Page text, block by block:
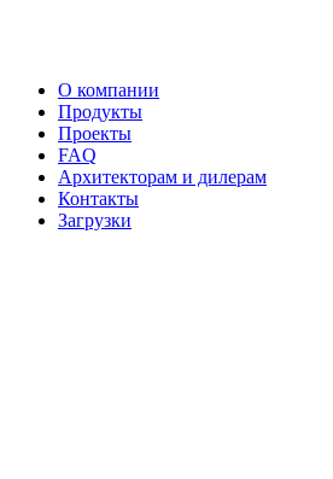
О компании
Продукты
Проекты
FAQ
Архитекторам и дилерам
Контакты
Загрузки